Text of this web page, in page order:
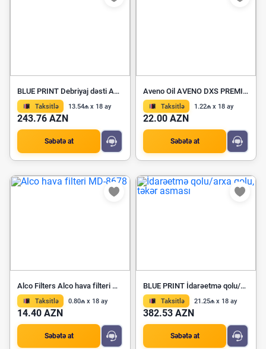
BLUE PRINT Debriyaj dəsti ADP153041
Taksitlə 13.54₼ x 18 ay
243.76 AZN
Səbətə at
Aveno Oil AVENO DXS PREMIUM 5W-30
Taksitlə 1.22₼ x 18 ay
22.00 AZN
Səbətə at
Alco Filters Alco hava filteri MD-8678
Taksitlə 0.80₼ x 18 ay
14.40 AZN
Səbətə at
BLUE PRINT İdarəetmə qolu/arxa qolu, təkər asması ADT386166
Taksitlə 21.25₼ x 18 ay
382.53 AZN
Səbətə at